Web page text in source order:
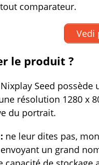
comparateur.
Vedi
le produit ?
Seed possède
résolution 1280 x
du portrait.
ne leur dites pas,
un grand